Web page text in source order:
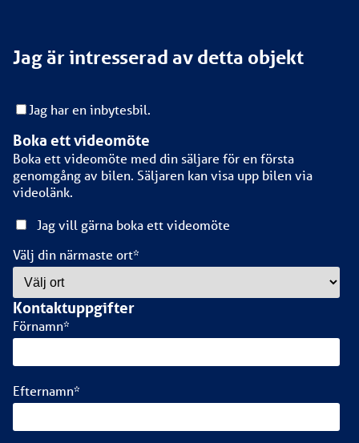
Jag är intresserad av detta objekt
Jag har en inbytesbil.
Boka ett videomöte
Boka ett videomöte med din säljare för en första
genomgång av bilen. Säljaren kan visa upp bilen via
videolänk.
Jag vill gärna boka ett videomöte
Välj din närmaste ort*
Kontaktuppgifter
Förnamn*
Efternamn*